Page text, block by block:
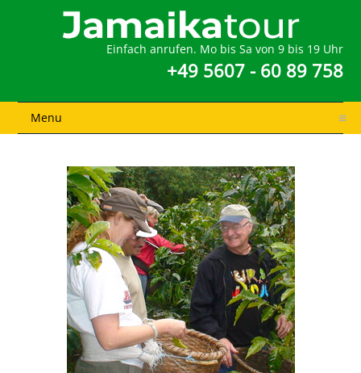
Einfach anrufen. Mo bis Sa von 9 bis 19 Uhr
+49 5607 - 60 89 758
Menu